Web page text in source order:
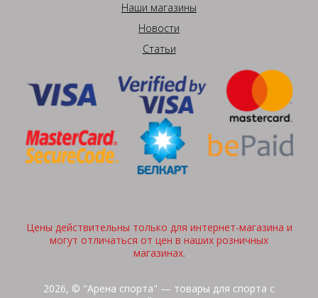
Наши магазины
Новости
Статьи
Цены действительны только для интернет-магазина и
могут отличаться от цен в наших розничных
магазинах.
2026, © "Арена спорта" — товары для спорта с